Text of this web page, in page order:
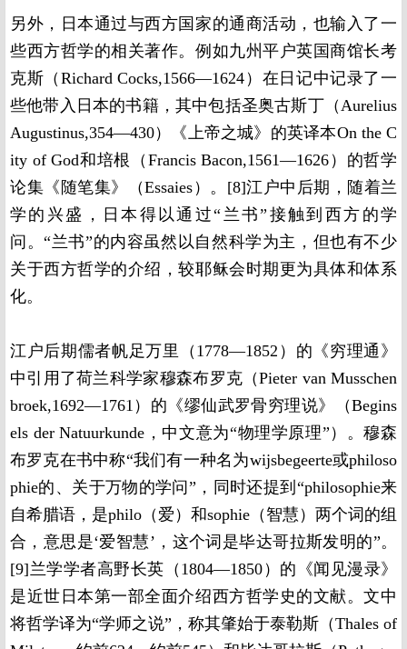
另外，日本通过与西方国家的通商活动，也输入了一
些西方哲学的相关著作。例如九州平户英国商馆长考
克斯（Richard Cocks,1566—1624）在日记中记录了一
些他带入日本的书籍，其中包括圣奥古斯丁（Aurelius
Augustinus,354—430）《上帝之城》的英译本On the C
ity of God和培根（Francis Bacon,1561—1626）的哲学
论集《随笔集》（Essaies）。[8]江户中后期，随着兰
学的兴盛，日本得以通过“兰书”接触到西方的学
问。“兰书”的内容虽然以自然科学为主，但也有不少
关于西方哲学的介绍，较耶稣会时期更为具体和体系
化。
江户后期儒者帆足万里（1778—1852）的《穷理通》
中引用了荷兰科学家穆森布罗克（Pieter van Musschen
broek,1692—1761）的《缪仙武罗骨穷理说》（Begins
els der Natuurkunde，中文意为“物理学原理”）。穆森
布罗克在书中称“我们有一种名为wijsbegeerte或philoso
phie的、关于万物的学问”，同时还提到“philosophie来
自希腊语，是philo（爱）和sophie（智慧）两个词的组
合，意思是‘爱智慧’，这个词是毕达哥拉斯发明的”。
[9]兰学学者高野长英（1804—1850）的《闻见漫录》
是近世日本第一部全面介绍西方哲学史的文献。文中
将哲学译为“学师之说”，称其肇始于泰勒斯（Thales of